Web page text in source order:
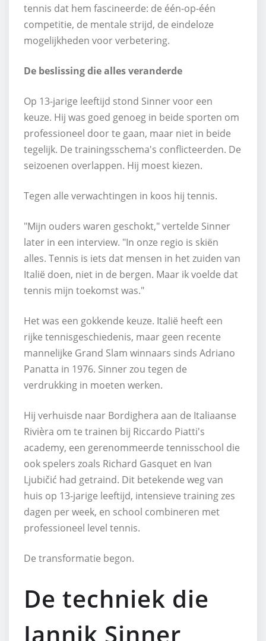
tennis dat hem fascineerde: de één-op-één
competitie, de mentale strijd, de eindeloze
mogelijkheden voor verbetering.
De beslissing die alles veranderde
Op 13-jarige leeftijd stond Sinner voor een
keuze. Hij was goed genoeg in beide sporten om
professioneel door te gaan, maar niet in beide
tegelijk. De trainingsschema's conflicteerden. De
seizoenen overlappen. Hij moest kiezen.
Tegen alle verwachtingen in koos hij tennis.
"Mijn ouders waren geschokt," vertelde Sinner
later in een interview. "In onze regio is skiën
alles. Tennis is iets dat mensen in het zuiden van
Italië doen, niet in de bergen. Maar ik voelde dat
tennis mijn toekomst was."
Het was een gokkende keuze. Italië heeft een
rijke tennisgeschiedenis, maar geen recente
mannelijke Grand Slam winnaars sinds Adriano
Panatta in 1976. Sinner zou tegen de
verdrukking in moeten werken.
Hij verhuisde naar Bordighera aan de Italiaanse
Rivièra om te trainen bij Riccardo Piatti's
academy, een gerenommeerde tennisschool die
ook spelers zoals Richard Gasquet en Ivan
Ljubičić had getraind. Dit betekende weg van
huis op 13-jarige leeftijd, intensieve training zes
dagen per week, en school combineren met
professioneel level tennis.
De transformatie begon.
De techniek die
Jannik Sinner